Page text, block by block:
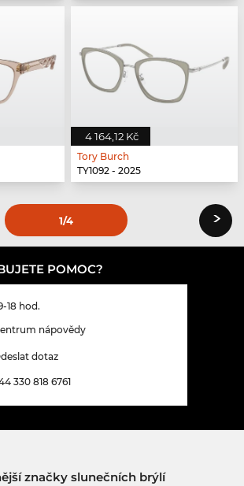
4 164,12 Kč
Tory Burch
TY1092 - 2025
1/4 ›
POMOC?
18 hod.
nápovědy
dotaz
330 818 6761
značky slunečních brýlí